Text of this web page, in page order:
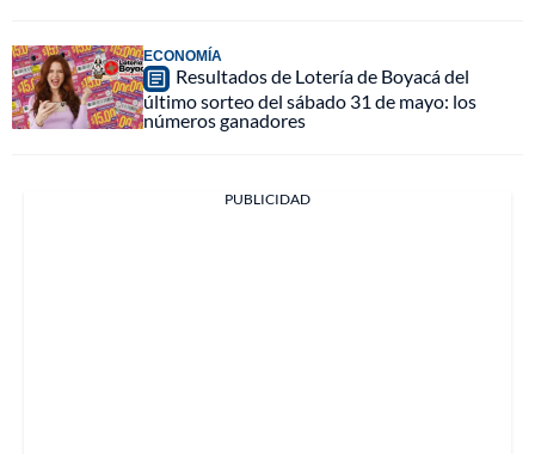
ECONOMÍA
Resultados de Lotería de Boyacá del
último sorteo del sábado 31 de mayo: los
números ganadores
PUBLICIDAD